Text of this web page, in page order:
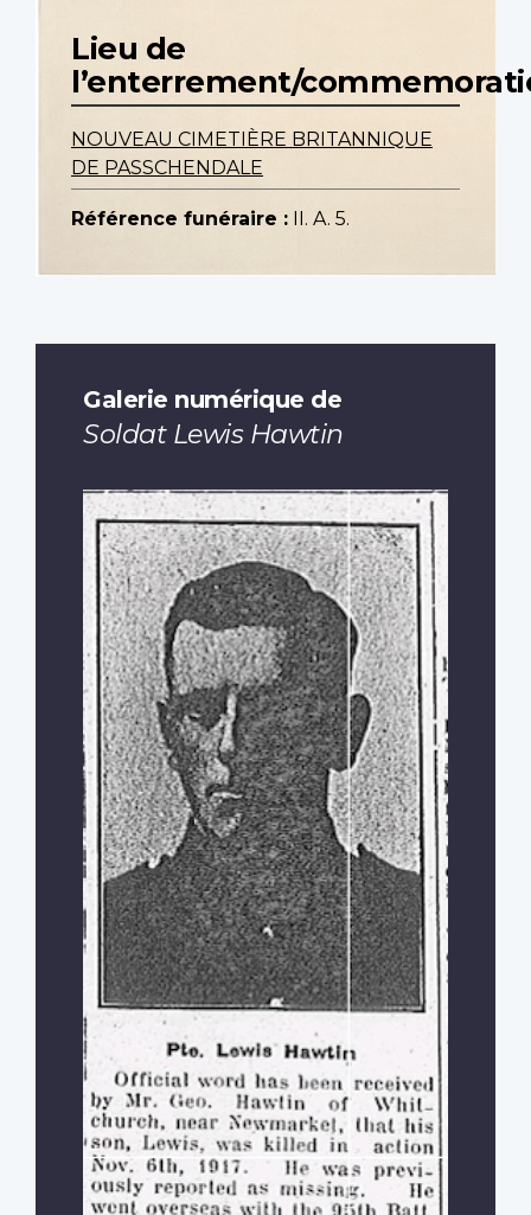
Lieu de
l’enterrement/
NOUVEAU CIMETIÈRE BRITANNIQUE
DE PASSCHENDALE
Référence funéraire : II. A. 5.
Galerie numérique de
Soldat Lewis Hawtin